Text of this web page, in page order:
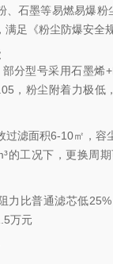
、石墨等易燃易爆粉
满足《粉尘防爆安全
部分型号采用石墨烯
，粉尘附着力极低
过滤面积6-10㎡，容
的工况下，更换周
力比普通滤芯低
万元